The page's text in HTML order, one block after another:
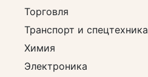
Торговля
Транспорт и спецтехника
Химия
Электроника